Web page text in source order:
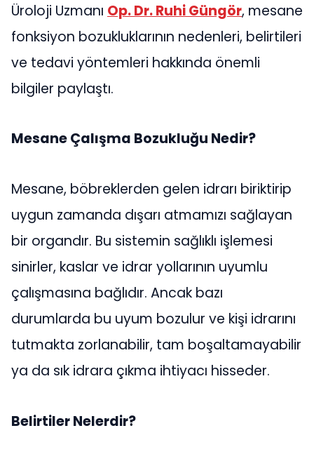
Üroloji Uzmanı Op. Dr. Ruhi Güngör, mesane
fonksiyon bozukluklarının nedenleri, belirtileri
ve tedavi yöntemleri hakkında önemli
bilgiler paylaştı.
Mesane Çalışma Bozukluğu Nedir?
Mesane, böbreklerden gelen idrarı biriktirip
uygun zamanda dışarı atmamızı sağlayan
bir organdır. Bu sistemin sağlıklı işlemesi
sinirler, kaslar ve idrar yollarının uyumlu
çalışmasına bağlıdır. Ancak bazı
durumlarda bu uyum bozulur ve kişi idrarını
tutmakta zorlanabilir, tam boşaltamayabilir
ya da sık idrara çıkma ihtiyacı hisseder.
Belirtiler Nelerdir?